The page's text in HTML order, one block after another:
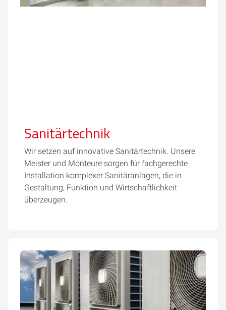
Sanitärtechnik
Wir setzen auf innovative Sanitärtechnik. Unsere
Meister und Monteure sorgen für fachgerechte
Installation komplexer Sanitäranlagen, die in
Gestaltung, Funktion und Wirtschaftlichkeit
überzeugen.